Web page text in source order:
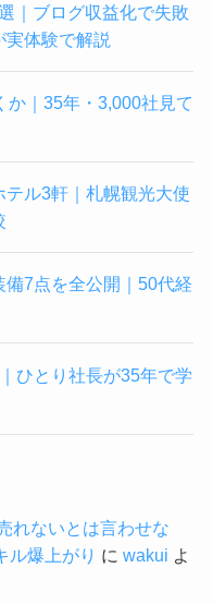
｜ブログ収益化で失敗
実体験で解説
か｜35年・3,000社見て
ル3軒｜札幌観光大使
7点を全公開｜50代経
ひとり社長が35年で学
れないとは言わせな
ル爆上がり に wakui よ